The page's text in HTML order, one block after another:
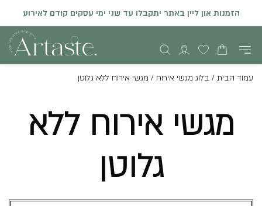
הזמנות און ליין באתר יתקבלו עד שני ימי עסקים קודם לאירוע
עמוד הבית / בלוג מגשי אירוח / מגשי אירוח ללא גלוטן
מגשי אירוח ללא
גלוטן